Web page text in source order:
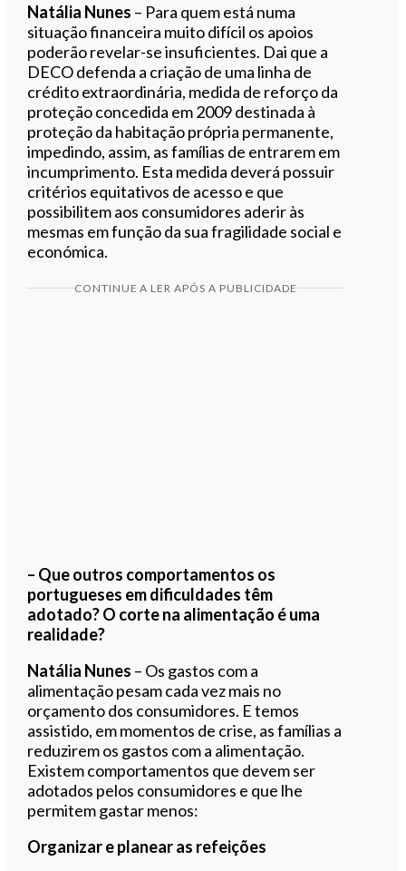
Natália Nunes – Para quem está numa
situação financeira muito difícil os apoios
poderão revelar-se insuficientes. Dai que a
DECO defenda a criação de uma linha de
crédito extraordinária, medida de reforço da
proteção concedida em 2009 destinada à
proteção da habitação própria permanente,
impedindo, assim, as famílias de entrarem em
incumprimento. Esta medida deverá possuir
critérios equitativos de acesso e que
possibilitem aos consumidores aderir às
mesmas em função da sua fragilidade social e
económica.
CONTINUE A LER APÓS A PUBLICIDADE
– Que outros comportamentos os
portugueses em dificuldades têm
adotado? O corte na alimentação é uma
realidade?
Natália Nunes – Os gastos com a
alimentação pesam cada vez mais no
orçamento dos consumidores. E temos
assistido, em momentos de crise, as famílias a
reduzirem os gastos com a alimentação.
Existem comportamentos que devem ser
adotados pelos consumidores e que lhe
permitem gastar menos:
Organizar e planear as refeições